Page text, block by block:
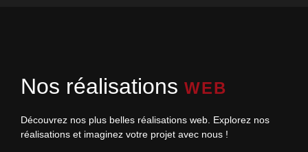
Nos réalisations WEB
Découvrez nos plus belles réalisations web. Explorez nos
réalisations et imaginez votre projet avec nous !